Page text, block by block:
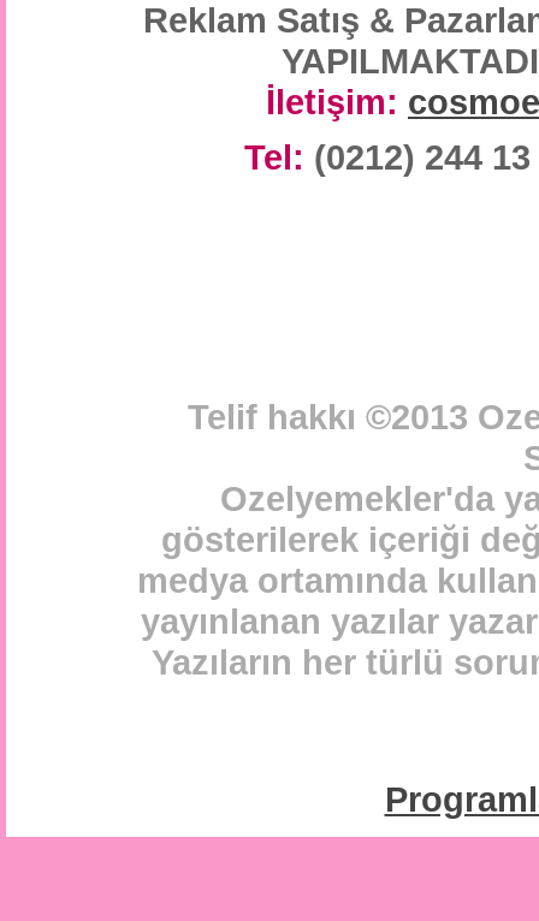
Reklam Satış &
İletişim:
Tel: (0212) 244
Telif hakkı ©2013
Ozelyemekler'da
gösterilerek içeriği
medya ortamında
yayınlanan yazılar
Yazıların her türlü